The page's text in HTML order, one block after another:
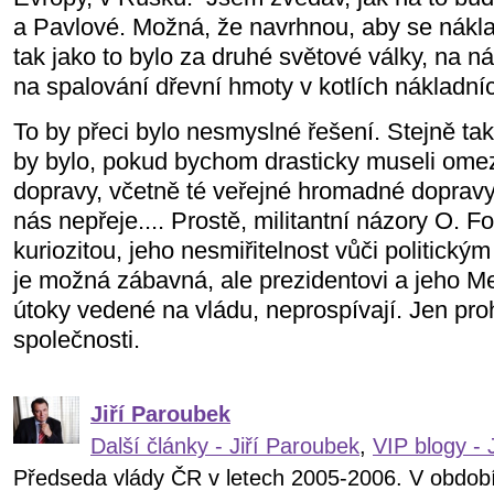
a Pavlové. Možná, že navrhnou, aby se
tak jako to bylo za druhé světové války, na
na spalování dřevní hmoty v kotlích
To by přeci bylo nesmyslné řešení. Stejně
by bylo, pokud bychom drasticky museli
dopravy, včetně té veřejné hromadné
nás nepřeje.... Prostě, militantní názory O.
kuriozitou, jeho nesmiřitelnost vůči
je možná zábavná, ale prezidentovi a jeho
útoky vedené na vládu, neprospívají. Jen
společnosti.
Jiří Paroubek
Další články - Jiří Paroubek, VIP blogy -
Předseda vlády ČR v letech 2005-2006. V